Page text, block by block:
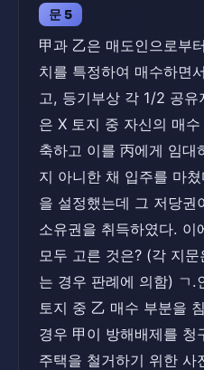
문 5
甲과 乙은 매도인으로부
치를 특정하여 매수하면
고, 등기부상 각 1/2 공유
은 X 토지 중 자신의 매
축하고 이를 丙에게 임대
지 아니한 채 입주를 마
을 설정했는데 그 저당권
소유권을 취득하였다. 이
모두 고른 것은? (각 지
는 경우 판례에 의함) ㄱ.
토지 중 乙 매수 부분을
경우 甲이 방해배제를
주택을 철거하기 위한 사